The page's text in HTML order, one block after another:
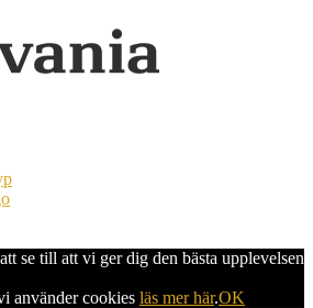
se till att vi ger dig den bästa upplevelsen
använder cookies läs mer här.OK